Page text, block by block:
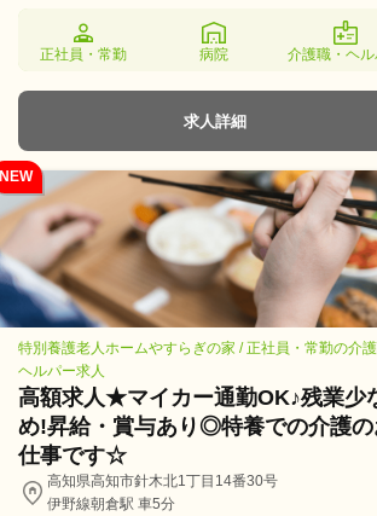
正社員・常勤 病院 介護職・ヘル
求人詳細
NEW
特別養護老人ホームやすらぎの家 / 正社員・常勤の介護
ヘルパー求人
高額求人★マイカー通勤OK♪残業少
め!昇給・賞与あり◎特養での介護の
仕事です☆
高知県高知市針木北1丁目14番30号
伊野線朝倉駅 車5分